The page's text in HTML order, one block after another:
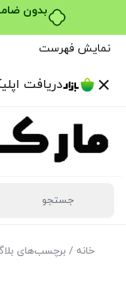
نمایش فهرست
دریافت
خانه / برچسب‌های